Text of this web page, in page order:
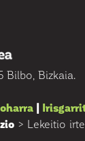
Bilbo, Bizkaia.
|
> Lekeitio